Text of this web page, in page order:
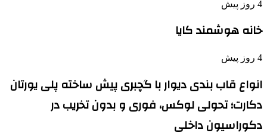
4 روز پیش
خانه هوشمند کایا
4 روز پیش
انواع قاب بندی دیوار با گچبری پیش ساخته پلی یورتان
دکارت؛ تحولی لوکس، فوری و بدون تخریب در
دکوراسیون داخلی